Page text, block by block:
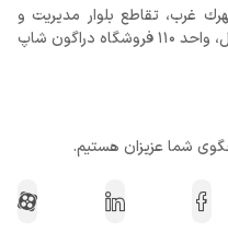
غرب، تقاطع بلوار مدیریت و
دراگون شاپ